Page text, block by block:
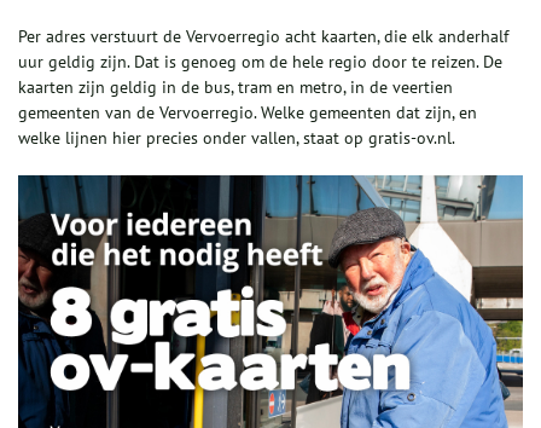
Per adres verstuurt de Vervoerregio acht kaarten, die elk anderhalf
uur geldig zijn. Dat is genoeg om de hele regio door te reizen. De
kaarten zijn geldig in de bus, tram en metro, in de veertien
gemeenten van de Vervoerregio. Welke gemeenten dat zijn, en
welke lijnen hier precies onder vallen, staat op gratis-ov.nl.